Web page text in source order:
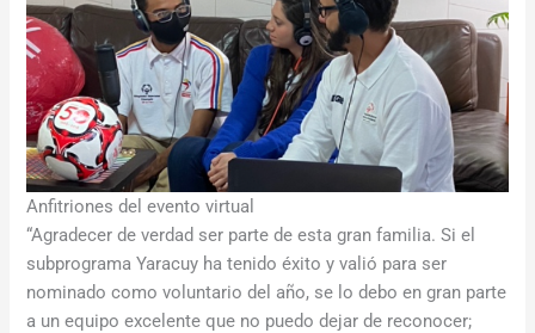
Anfitriones del evento virtual
“Agradecer de verdad ser parte de esta gran familia. Si el
subprograma Yaracuy ha tenido éxito y valió para ser
nominado como voluntario del año, se lo debo en gran parte
a un equipo excelente que no puedo dejar de reconocer;